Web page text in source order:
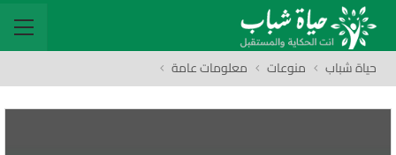
حياة شباب منوعات معلومات عامة